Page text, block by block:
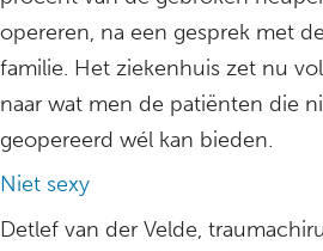
opereren, na een gesprek met
familie. Het ziekenhuis zet nu
naar wat men de patiënten die
geopereerd wél kan bieden.
Niet sexy
Detlef van der Velde,